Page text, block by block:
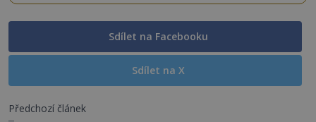
Sdílet na Facebooku
Sdílet na X
Předchozí článek